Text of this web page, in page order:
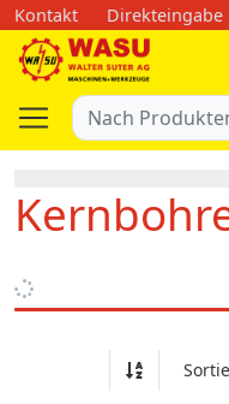
Kontakt Direkteingabe